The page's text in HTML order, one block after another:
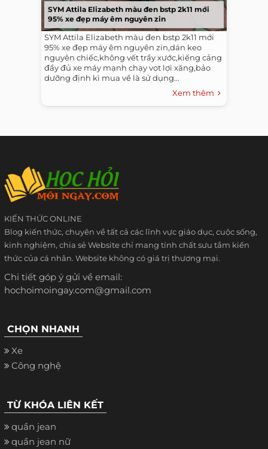
SYM Attila Elizabeth màu đen bstp 2k11 mới
95% xe đẹp máy êm nguyên zin
SYM Attila Elizabeth màu đen bstp 2k11 mới
95% xe đẹp máy êm nguyên zin,dán keo
nguyên chiếc,không vết trầy xước,kiếng cảng
đầy đủ xe máy mạnh chạy vọt lợi xăng,bảo
dưỡng định kì mua về là sử dụng...
Xem thêm
KIẾN THỨC ONLINE
Blog kiến thức, chuyên về tất cả các lĩnh vực giáo dục, cuộc sống,
kinh nghiệm, chia sẻ Website chỉ mang tính chất sưu tầm kiến
thức của cá nhân. Website không có giá trị thương mại.
Chi tiết góp ý gửi về email:
hochoimoingay.com@gmail.com
CHỌN NHANH
Xe
Công nghệ
TỪ KHÓA LIÊN KẾT
quần jean
quần jean nữ